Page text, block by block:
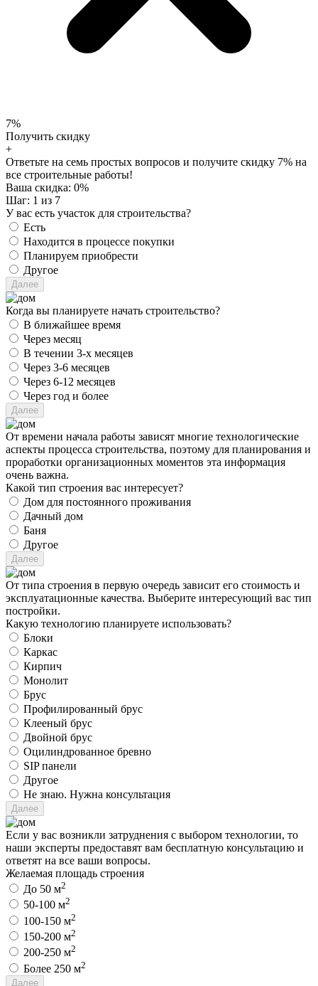
7%
Получить скидку
+
Ответьте на семь простых вопросов и получите скидку 7% на
все строительные работы!
Ваша скидка: 0%
Шаг: 1 из 7
У вас есть участок для строительства?
Есть
Находится в процессе покупки
Планируем приобрести
Другое
Когда вы планируете начать строительство?
В ближайшее время
Через месяц
В течении 3-х месяцев
Через 3-6 месяцев
Через 6-12 месяцев
Через год и более
От времени начала работы зависят многие технологические
аспекты процесса строительства, поэтому для планирования и
проработки организационных моментов эта информация
очень важна.
Какой тип строения вас интересует?
Дом для постоянного проживания
Дачный дом
Баня
Другое
От типа строения в первую очередь зависит его стоимость и
эксплуатационные качества. Выберите интересующий вас тип
постройки.
Какую технологию планируете использовать?
Блоки
Каркас
Кирпич
Монолит
Брус
Профилированный брус
Клееный брус
Двойной брус
Оцилиндрованное бревно
SIP панели
Другое
Не знаю. Нужна консультация
Если у вас возникли затруднения с выбором технологии, то
наши эксперты предоставят вам бесплатную консультацию и
ответят на все ваши вопросы.
Желаемая площадь строения
До 50 м2
50-100 м2
100-150 м2
150-200 м2
200-250 м2
Более 250 м2